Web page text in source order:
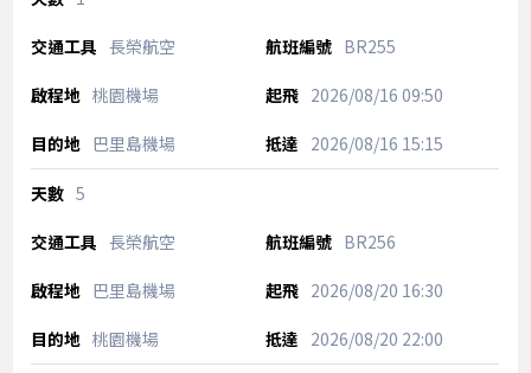
長榮航空 BR255
桃園機場 2026/08/16 09:50
巴里島機場 2026/08/16 15:15
5
長榮航空 BR256
巴里島機場 2026/08/20 16:30
桃園機場 2026/08/20 22:00